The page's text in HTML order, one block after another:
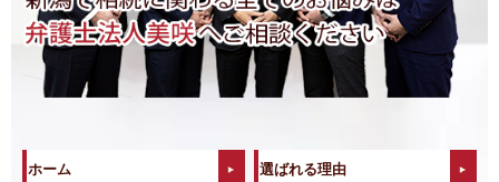
ホーム 選ばれる理由